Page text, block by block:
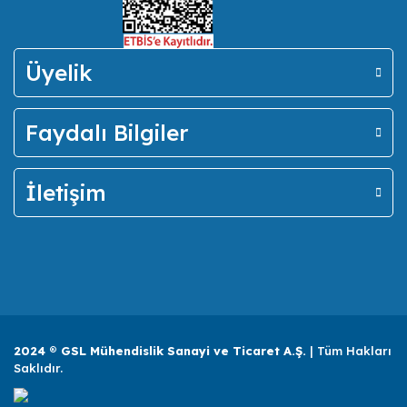
Üyelik
Faydalı Bilgiler
İletişim
2024 ® GSL Mühendislik Sanayi ve Ticaret A.Ş. | Tüm Hakları
Saklıdır.